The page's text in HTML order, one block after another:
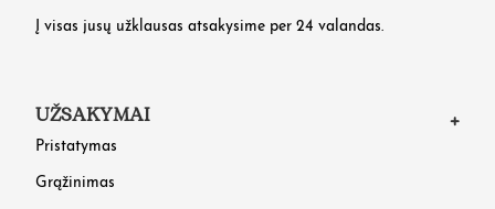
Į visas jusų užklausas atsakysime per 24 valandas.
UŽSAKYMAI
Pristatymas
Grąžinimas